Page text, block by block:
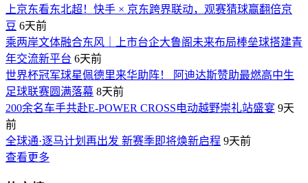
上京东看东北超！快手 × 京东跨界联动，观赛猜球赢翻倍京
豆 6天前
乘两岸文体融合东风｜上市台企大鲁阁未来布局棒垒球搭建青
年交流新平台 6天前
世界杯冠军球星佩德里来华助阵！ 阿迪达斯赞助最燃高中生
足球联赛圆满落幕 8天前
200余名车手共赴E-POWER CROSS电动越野崇礼站盛宴 9天
前
全球通·逐马计划再出发 新赛季即将焕新启程 9天前
查看更多